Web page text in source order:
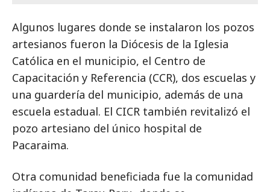
Algunos lugares donde se instalaron los pozos
artesianos fueron la Diócesis de la Iglesia
Católica en el municipio, el Centro de
Capacitación y Referencia (CCR), dos escuelas y
una guardería del municipio, además de una
escuela estadual. El CICR también revitalizó el
pozo artesiano del único hospital de
Pacaraima.
Otra comunidad beneficiada fue la comunidad